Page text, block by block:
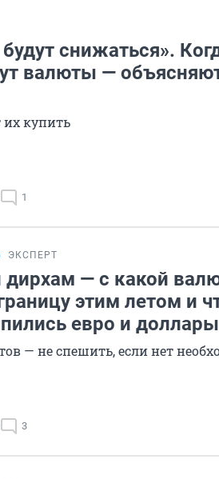
снижаться».
валюты —
их купить
1
ЭКСПЕРТ
дирхам — с какой
этим летом и
евро и доллары
— не спешить, если нет
3